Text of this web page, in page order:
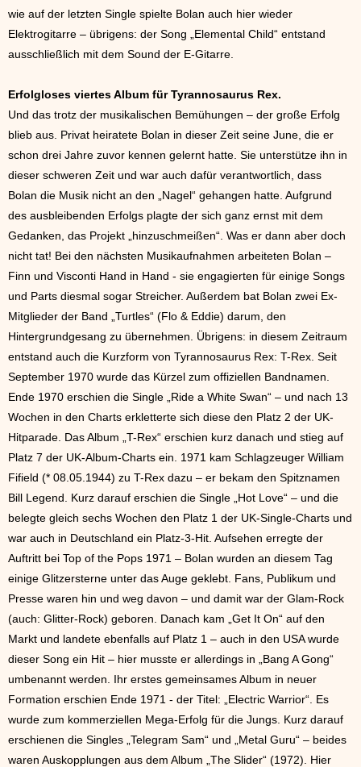
wie auf der letzten Single spielte Bolan auch hier wieder
Elektrogitarre – übrigens: der Song „Elemental Child“ entstand
ausschließlich mit dem Sound der E-Gitarre.
Erfolgloses viertes Album für Tyrannosaurus Rex.
Und das trotz der musikalischen Bemühungen – der große Erfolg
blieb aus. Privat heiratete Bolan in dieser Zeit seine June, die er
schon drei Jahre zuvor kennen gelernt hatte. Sie unterstütze ihn in
dieser schweren Zeit und war auch dafür verantwortlich, dass
Bolan die Musik nicht an den „Nagel“ gehangen hatte. Aufgrund
des ausbleibenden Erfolgs plagte der sich ganz ernst mit dem
Gedanken, das Projekt „hinzuschmeißen“. Was er dann aber doch
nicht tat! Bei den nächsten Musikaufnahmen arbeiteten Bolan –
Finn und Visconti Hand in Hand - sie engagierten für einige Songs
und Parts diesmal sogar Streicher. Außerdem bat Bolan zwei Ex-
Mitglieder der Band „Turtles“ (Flo & Eddie) darum, den
Hintergrundgesang zu übernehmen. Übrigens: in diesem Zeitraum
entstand auch die Kurzform von Tyrannosaurus Rex: T-Rex. Seit
September 1970 wurde das Kürzel zum offiziellen Bandnamen.
Ende 1970 erschien die Single „Ride a White Swan“ – und nach 13
Wochen in den Charts erkletterte sich diese den Platz 2 der UK-
Hitparade. Das Album „T-Rex“ erschien kurz danach und stieg auf
Platz 7 der UK-Album-Charts ein. 1971 kam Schlagzeuger William
Fifield (* 08.05.1944) zu T-Rex dazu – er bekam den Spitznamen
Bill Legend. Kurz darauf erschien die Single „Hot Love“ – und die
belegte gleich sechs Wochen den Platz 1 der UK-Single-Charts und
war auch in Deutschland ein Platz-3-Hit. Aufsehen erregte der
Auftritt bei Top of the Pops 1971 – Bolan wurden an diesem Tag
einige Glitzersterne unter das Auge geklebt. Fans, Publikum und
Presse waren hin und weg davon – und damit war der Glam-Rock
(auch: Glitter-Rock) geboren. Danach kam „Get It On“ auf den
Markt und landete ebenfalls auf Platz 1 – auch in den USA wurde
dieser Song ein Hit – hier musste er allerdings in „Bang A Gong“
umbenannt werden. Ihr erstes gemeinsames Album in neuer
Formation erschien Ende 1971 - der Titel: „Electric Warrior“. Es
wurde zum kommerziellen Mega-Erfolg für die Jungs. Kurz darauf
erschienen die Singles „Telegram Sam“ und „Metal Guru“ – beides
waren Auskopplungen aus dem Album „The Slider“ (1972). Hier